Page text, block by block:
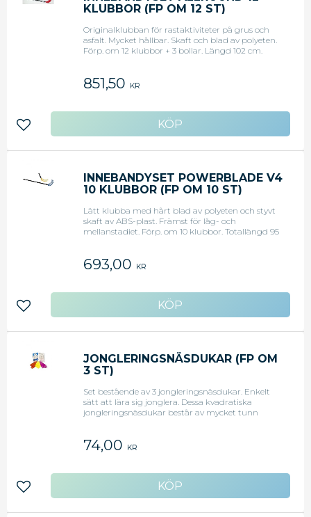
KLUBBOR (FP OM 12 ST)
Originalklubban för rastaktiviteter på grus och
asfalt. Mycket hållbar. Skaft och blad av polyeten.
Förp. om 12 klubbor + 3 bollar. Längd 102 cm.
851,50 KR
Lägg till i favoriter
INNEBANDYSET POWERBLADE V4
10 KLUBBOR (FP OM 10 ST)
Lätt klubba med hårt blad av polyeten och styvt
skaft av ABS-plast. Främst för låg- och
mellanstadiet. Förp. om 10 klubbor. Totallängd 95
693,00 KR
Lägg till i favoriter
JONGLERINGSNÄSDUKAR (FP OM
3 ST)
Set bestående av 3 jongleringsnäsdukar. Enkelt
sätt att lära sig jonglera. Dessa kvadratiska
jongleringsnäsdukar består av mycket tunn
74,00 KR
Lägg till i favoriter